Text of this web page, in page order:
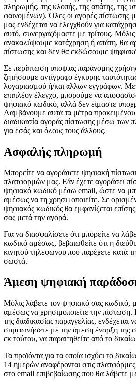
πληρωμής, της κλοπής, της απάτης, της
φαινομένων). Όλες οι αγορές
μας ενδέχεται να ελεγχθούν για
αυτό, συνεργαζόμαστε με τρίτους.
ανακαλύψουμε κατάχρηση ή απάτη, θα
πίστωσης και δεν θα εκδώσουμε
Σε περίπτωση υποψίας παράνομης
ζητήσουμε αντίγραφο έγκυρης
λογαριασμού ή/και άλλων εγγράφων.
επιπλέον έλεγχο, μπορούμε να
ψηφιακό κωδικό, αλλά δεν είμαστε
Λαμβάνουμε αυτά τα μέτρα
διαδικασία αγοράς πίστωσης μέσω των
για εσάς και όλους τους άλλους.
Ασφαλής πληρωμή
Μπορείτε να αγοράσετε ψηφιακή
πλατφορμών μας. Εάν έχετε αγοράσει
ψηφιακό κωδικό μέσω email, ώστε να
αμέσως να τη χρησιμοποιείτε. Σε
ψηφιακός κωδικός θα εμφανίζεται
σας μετά την αγορά.
Για να διασφαλίσετε ότι μπορείτε να
κωδικό αμέσως, βεβαιωθείτε ότι η
κινητού τηλεφώνου που παρέχετε κατά τη
σωστά.
Άμεση ψηφιακή
Μόλις λάβετε τον ψηφιακό σας κωδικό,
αμέσως να χρησιμοποιείτε την πίστωση.
της διαδικασίας παραγγελίας, ενδέχεται
συμφωνήσετε με την άμεση έναρξη της
εκ τούτου, να παραιτηθείτε από το
Τα προϊόντα για τα οποία ισχύει το
14 ημερών αναφέρονται στις
στο email επιβεβαίωσης που θα λάβετε